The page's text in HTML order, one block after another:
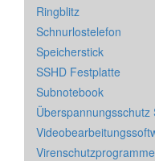
Ringblitz
Schnurlostelefon
Speicherstick
SSHD Festplatte
Subnotebook
Überspannungsschutz
Virenschutzprogramme